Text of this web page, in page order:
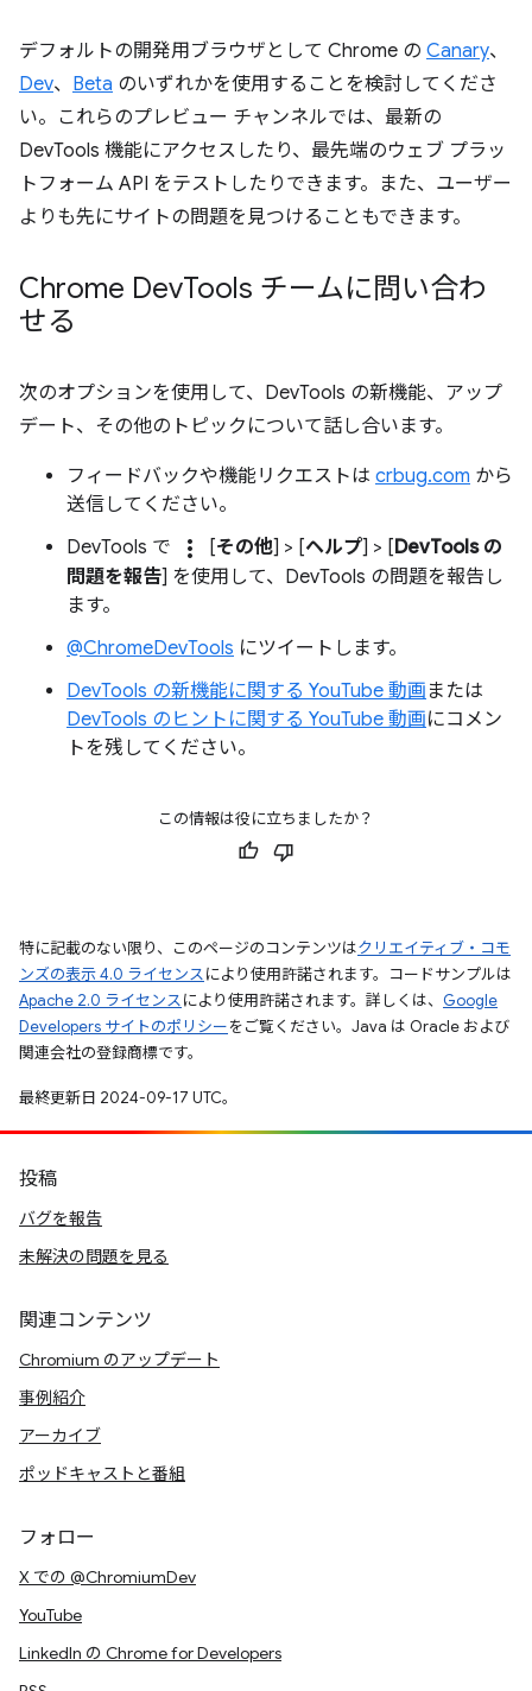
デフォルトの開発用ブラウザとして Chrome の Canary、
Dev、 Beta のいずれかを使用することを検討してくださ
い。これらのプレビュー チャンネルでは、最新の
DevTools 機能にアクセスしたり、最先端のウェブ プラッ
トフォーム API をテストしたりできます。また、ユーザー
よりも先にサイトの問題を見つけることもできます。
Chrome DevTools チームに問い合わ
せる
次のオプションを使用して、DevTools の新機能、アップ
デート、その他のトピックについて話し合います。
フィードバックや機能リクエストは crbug.com から
送信してください。
DevTools で
more_vert [その他] > [ヘルプ] > [DevTools の
問題を報告] を使用して、DevTools の問題を報告し
ます。
@ChromeDevTools にツイートします。
DevTools の新機能に関する YouTube 動画 または
DevTools のヒントに関する YouTube 動画にコメン
トを残してください。
この情報は役に立ちましたか？
特に記載のない限り、このページのコンテンツはクリエイティブ・コモ
ンズの表示 4.0 ライセンスにより使用許諾されます。コードサンプルは
Apache 2.0 ライセンスにより使用許諾されます。詳しくは、 Google
Developers サイトのポリシーをご覧ください。Java は Oracle および
関連会社の登録商標です。
最終更新日 2024-09-17 UTC。
投稿
バグを報告
未解決の問題を見る
関連コンテンツ
Chromium のアップデート
事例紹介
アーカイブ
ポッドキャストと番組
フォロー
X での @ChromiumDev
YouTube
LinkedIn の Chrome for Developers